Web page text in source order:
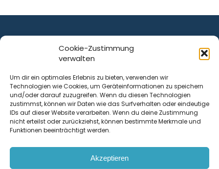
Cookie-Zustimmung
verwalten
Um dir ein optimales Erlebnis zu bieten, verwenden wir
Technologien wie Cookies, um Geräteinformationen zu speichern
und/oder darauf zuzugreifen. Wenn du diesen Technologien
zustimmst, können wir Daten wie das Surfverhalten oder eindeutige
IDs auf dieser Website verarbeiten. Wenn du deine Zustimmung
nicht erteilst oder zurückziehst, können bestimmte Merkmale und
Funktionen beeinträchtigt werden.
Akzeptieren
ist ein Service von
Krenn Real GmbH
Tischlerstraße 12
4050Traun| Österreich
Kontakt